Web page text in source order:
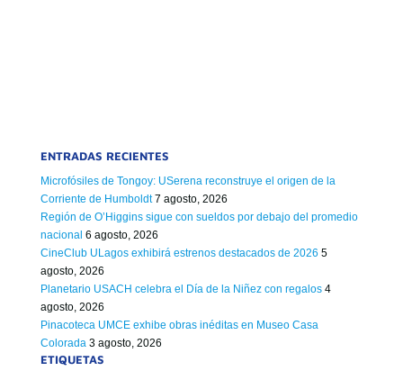
ENTRADAS RECIENTES
Microfósiles de Tongoy: USerena reconstruye el origen de la
Corriente de Humboldt 7 agosto, 2026
Región de O’Higgins sigue con sueldos por debajo del promedio
nacional 6 agosto, 2026
CineClub ULagos exhibirá estrenos destacados de 2026 5
agosto, 2026
Planetario USACH celebra el Día de la Niñez con regalos 4
agosto, 2026
Pinacoteca UMCE exhibe obras inéditas en Museo Casa
Colorada 3 agosto, 2026
ETIQUETAS